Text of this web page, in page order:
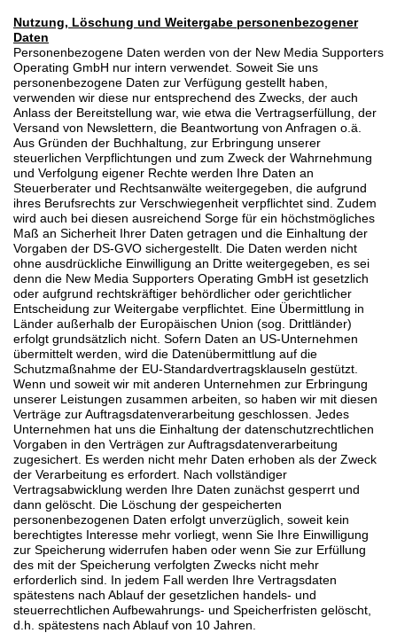
Nutzung, Löschung und Weitergabe personenbezogener
Daten
Personenbezogene Daten werden von der New Media Supporters
Operating GmbH nur intern verwendet. Soweit Sie uns
personenbezogene Daten zur Verfügung gestellt haben,
verwenden wir diese nur entsprechend des Zwecks, der auch
Anlass der Bereitstellung war, wie etwa die Vertragserfüllung, der
Versand von Newslettern, die Beantwortung von Anfragen o.ä.
Aus Gründen der Buchhaltung, zur Erbringung unserer
steuerlichen Verpflichtungen und zum Zweck der Wahrnehmung
und Verfolgung eigener Rechte werden Ihre Daten an
Steuerberater und Rechtsanwälte weitergegeben, die aufgrund
ihres Berufsrechts zur Verschwiegenheit verpflichtet sind. Zudem
wird auch bei diesen ausreichend Sorge für ein höchstmögliches
Maß an Sicherheit Ihrer Daten getragen und die Einhaltung der
Vorgaben der DS-GVO sichergestellt. Die Daten werden nicht
ohne ausdrückliche Einwilligung an Dritte weitergegeben, es sei
denn die New Media Supporters Operating GmbH ist gesetzlich
oder aufgrund rechtskräftiger behördlicher oder gerichtlicher
Entscheidung zur Weitergabe verpflichtet. Eine Übermittlung in
Länder außerhalb der Europäischen Union (sog. Drittländer)
erfolgt grundsätzlich nicht. Sofern Daten an US-Unternehmen
übermittelt werden, wird die Datenübermittlung auf die
Schutzmaßnahme der EU-Standardvertragsklauseln gestützt.
Wenn und soweit wir mit anderen Unternehmen zur Erbringung
unserer Leistungen zusammen arbeiten, so haben wir mit diesen
Verträge zur Auftragsdatenverarbeitung geschlossen. Jedes
Unternehmen hat uns die Einhaltung der datenschutzrechtlichen
Vorgaben in den Verträgen zur Auftragsdatenverarbeitung
zugesichert. Es werden nicht mehr Daten erhoben als der Zweck
der Verarbeitung es erfordert. Nach vollständiger
Vertragsabwicklung werden Ihre Daten zunächst gesperrt und
dann gelöscht. Die Löschung der gespeicherten
personenbezogenen Daten erfolgt unverzüglich, soweit kein
berechtigtes Interesse mehr vorliegt, wenn Sie Ihre Einwilligung
zur Speicherung widerrufen haben oder wenn Sie zur Erfüllung
des mit der Speicherung verfolgten Zwecks nicht mehr
erforderlich sind. In jedem Fall werden Ihre Vertragsdaten
spätestens nach Ablauf der gesetzlichen handels- und
steuerrechtlichen Aufbewahrungs- und Speicherfristen gelöscht,
d.h. spätestens nach Ablauf von 10 Jahren.